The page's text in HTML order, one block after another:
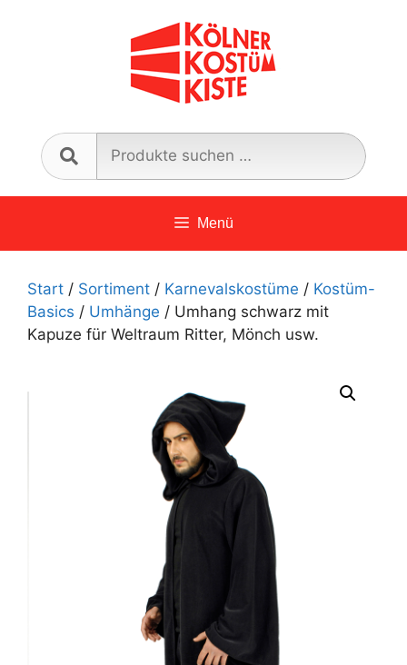
nach:
Menü
Start / Sortiment / Karnevalskostüme / Kostüm-
Basics / Umhänge / Umhang schwarz mit
Kapuze für Weltraum Ritter, Mönch usw.